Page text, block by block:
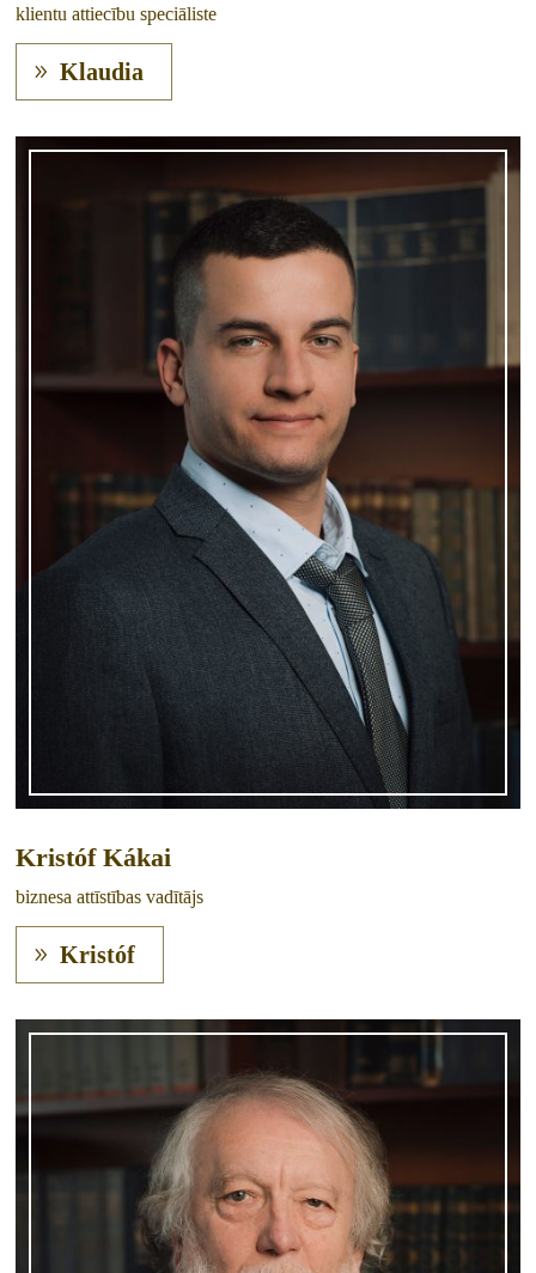
klientu attiecību speciāliste
Klaudia
Kristóf Kákai
biznesa attīstības vadītājs
Kristóf